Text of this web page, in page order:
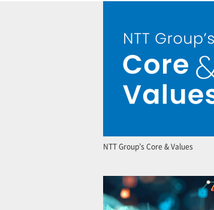
NTT Group’s Core & Values